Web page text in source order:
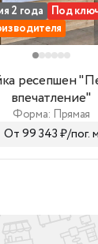
ресепшен
2 года Под
ресепшен
впечатление"
Форма: Прямая
От 99 343 ₽/пог. м